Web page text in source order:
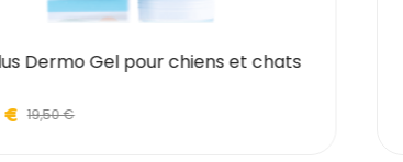
Dermo Gel pour chiens et chats
19,50 €